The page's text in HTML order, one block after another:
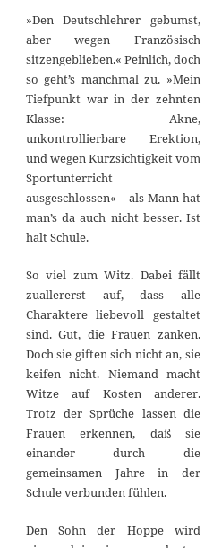
»Den Deutschlehrer gebumst,
aber wegen Französisch
sitzengeblieben.« Peinlich, doch
so geht’s manchmal zu. »Mein
Tiefpunkt war in der zehnten
Klasse: Akne,
unkontrollierbare Erektion,
und wegen Kurzsichtigkeit vom
Sportunterricht
ausgeschlossen« – als Mann hat
man’s da auch nicht besser. Ist
halt Schule.
So viel zum Witz. Dabei fällt
zuallererst auf, dass alle
Charaktere liebevoll gestaltet
sind. Gut, die Frauen zanken.
Doch sie giften sich nicht an, sie
keifen nicht. Niemand macht
Witze auf Kosten anderer.
Trotz der Sprüche lassen die
Frauen erkennen, daß sie
einander durch die
gemeinsamen Jahre in der
Schule verbunden fühlen.
Den Sohn der Hoppe wird